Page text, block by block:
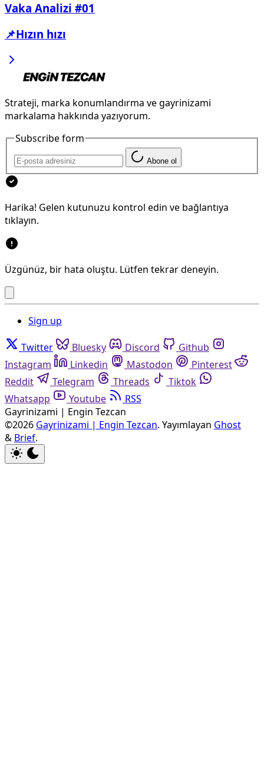
Vaka Analizi #01
📌Hızın hızı
Strateji, marka konumlandırma ve gayrinizami
markalama hakkında yazıyorum.
Subscribe form
Abone ol
Harika! Gelen kutunuzu kontrol edin ve bağlantıya
tıklayın.
Üzgünüz, bir hata oluştu. Lütfen tekrar deneyin.
Sign up
Twitter Bluesky Discord
Github
Instagram
Linkedin Mastodon
Pinterest
Reddit
Telegram Threads
Tiktok
Whatsapp
Youtube
RSS
Gayrinizami | Engin Tezcan
©2026 Gayrinizami | Engin Tezcan. Yayımlayan Ghost
& Brief.